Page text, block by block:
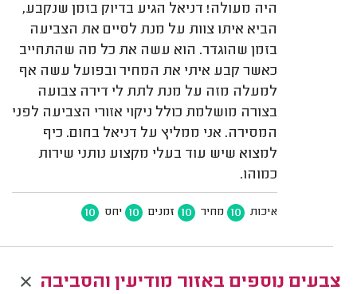
היה מעולה! דניאל הגיע בדיוק בזמן שנקבע,
הביא איתו צוות על מנת לסיים את הצביעה
בזמן שהוגדר. הוא עשה את כל מה שהתחייב
כאשר קבע איתי את המחיר ובפועל עשה אף
למעלה מזה על מנת לתת לי דירה צבועה
בצורה מושלמת כולל ניקוי אזורי הצביעה לפני
המסירה. אני ממליץ על דניאל בחום. כיף
למצוא שיש עוד בעלי מקצוע נותני שירות
כמוהו.
איכות 10 מחיר 10 זמנים 10 יחס 10
צבעים נוספים באזור מודיעין והסביבה